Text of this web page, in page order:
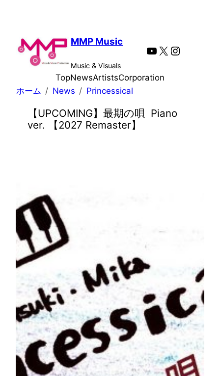
MMP Music
Music & Visuals
YouTube
X
TopNewsArtistsCorporation
ホーム
News Princessical
【UPCOMING】最期の唄 Piano
ver. 【2027 Remaster】